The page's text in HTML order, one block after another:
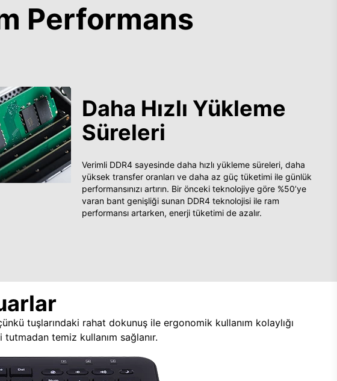
Performans
Daha Hızlı Yükleme
Süreleri
Verimli DDR4 sayesinde daha hızlı yükleme süreleri, daha
yüksek transfer oranları ve daha az güç tüketimi ile günlük
performansınızı artırın. Bir önceki teknolojiye göre %50’ye
varan bant genişliği sunan DDR4 teknolojisi ile ram
performansı artarken, enerji tüketimi de azalır.
tuşlarındaki rahat dokunuş ile ergonomik kullanım kolaylığı
temiz kullanım sağlanır.